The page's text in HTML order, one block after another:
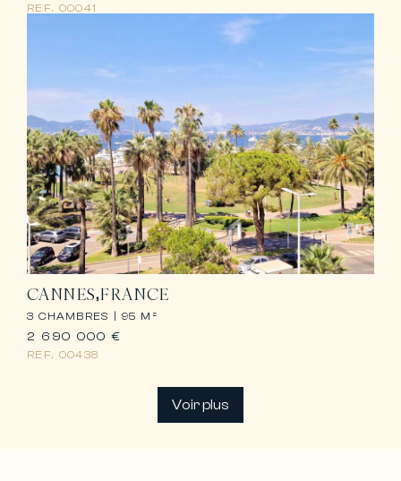
REF. 00041
CANNES FRANCE
3 CHAMBRES | 95 M²
REF. 00438
2 690 000 €
Voir plus